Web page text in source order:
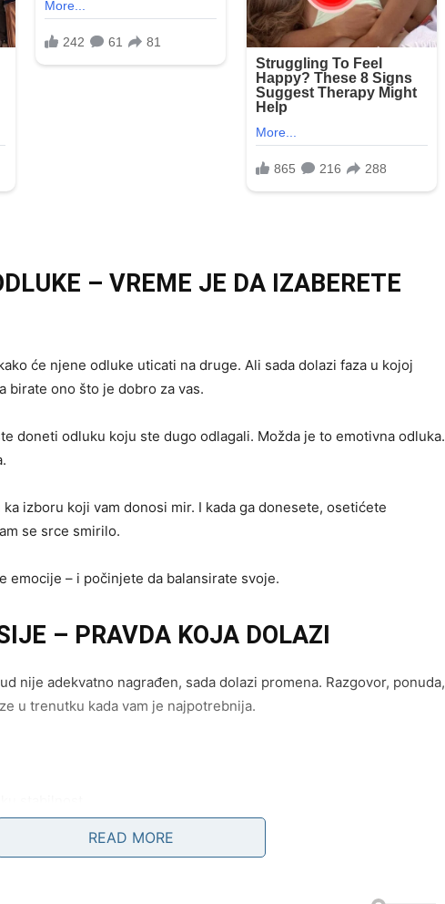
– VREME JE DA IZABERETE
će njene odluke uticati na druge. Ali sada dolazi faza u kojoj
birate ono što je dobro za vas.
doneti odluku koju ste dugo odlagali. Možda je to emotivna odluka.
izboru koji vam donosi mir. I kada ga donesete, osetićete
se srce smirilo.
emocije – i počinjete da balansirate svoje.
– PRAVDA KOJA DOLAZI
nije adekvatno nagrađen, sada dolazi promena. Razgovor, ponuda,
u trenutku kada vam je najpotrebnija.
READ MORE